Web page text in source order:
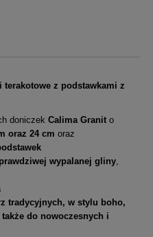
z podstawkami z
doniczek Calima Granit o
oraz 24 cm oraz
wypalanej gliny,
tradycyjnych, w stylu boho,
do nowoczesnych i